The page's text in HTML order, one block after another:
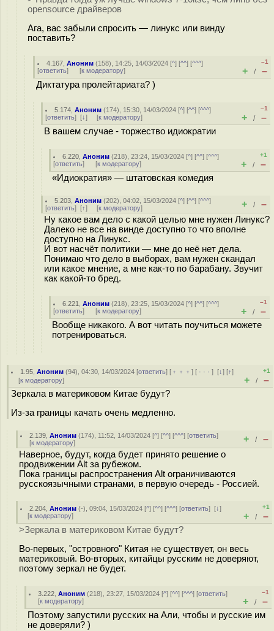
opensource драйверов
Ага, вас забыли спросить — линукс или винду
поставить?
4.167 ,Аноним (158), 14:25, 14/03/2024 [^] [^^] [^^^]
[ответить] [к модератору]
–1
+ / –
Диктатура пролейтариата? )
5.174 ,Аноним (174), 15:30, 14/03/2024 [^] [^^] [^^^]
[ответить] [↓] [к модератору]
–1
+ / –
В вашем случае - торжество идиократии
6.220 ,Аноним (218), 23:24, 15/03/2024 [^] [^^] [^^^]
[ответить] [к модератору]
+1
+ / –
«Идиократия» — штатовская комедия
5.203 ,Аноним (202), 04:02, 15/03/2024 [^] [^^] [^^^]
[ответить] [↑] [к модератору] + / –
Ну какое вам дело с какой целью мне нужен Линукс?
Далеко не все на винде доступно то что вполне
доступно на Линукс.
И вот насчёт политики — мне до неё нет дела.
Понимаю что дело в выборах, вам нужен скандал
или какое мнение, а мне как-то по барабану. Звучит
как какой-то бред.
6.221 ,Аноним (218), 23:25, 15/03/2024 [^] [^^] [^^^]
[ответить] [к модератору]
–1
+ / –
Вообще никакого. А вот читать поучиться можете
потренироваться.
1.95 ,Аноним (94), 04:30, 14/03/2024 [ответить] [ ﹢﹢﹢] [ · · ·][↓] [↑]
[к модератору]
+1
+ / –
Зеркала в материковом Китае будут?
Из-за границы качать очень медленно.
2.139 ,Аноним (174), 11:52, 14/03/2024 [^] [^^] [^^^] [ответить]
[к модератору] + / –
Наверное, будут, когда будет принято решение о
продвижении Alt за рубежом.
Пока границы распространения Alt ограничиваются
русскоязычными странами, в первую очередь - Россией.
2.204 ,Аноним (-), 09:04, 15/03/2024 [^] [^^] [^^^] [ответить][↓]
[к модератору]
+1
+ / –
>Зеркала в материковом Китае будут?
Во-первых, "островного" Китая не существует, он весь
материковый. Во-вторых, китайцы русским не доверяют,
поэтому зеркал не будет.
3.222 ,Аноним (218), 23:27, 15/03/2024 [^] [^^] [^^^] [ответить]
[к модератору]
–1
+ / –
Поэтому запустили русских на Али, чтобы и русские им
не доверяли? )